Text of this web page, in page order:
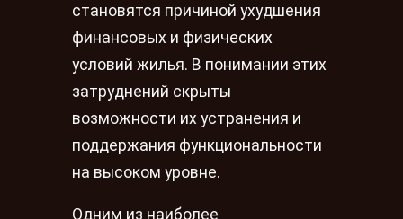
становятся причиной ухудшения
финансовых и физических
условий жилья. В понимании этих
затруднений скрыты
возможности их устранения и
поддержания функциональности
на высоком уровне.
Одним из наиболее